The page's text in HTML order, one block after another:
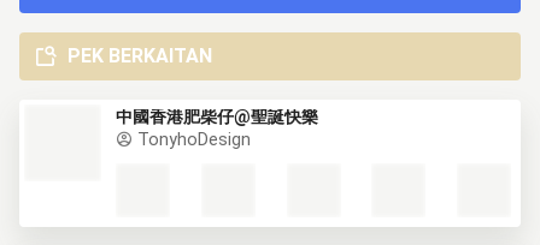
PEK BERKAITAN
中國香港肥柴仔@聖誕快樂
TonyhoDesign